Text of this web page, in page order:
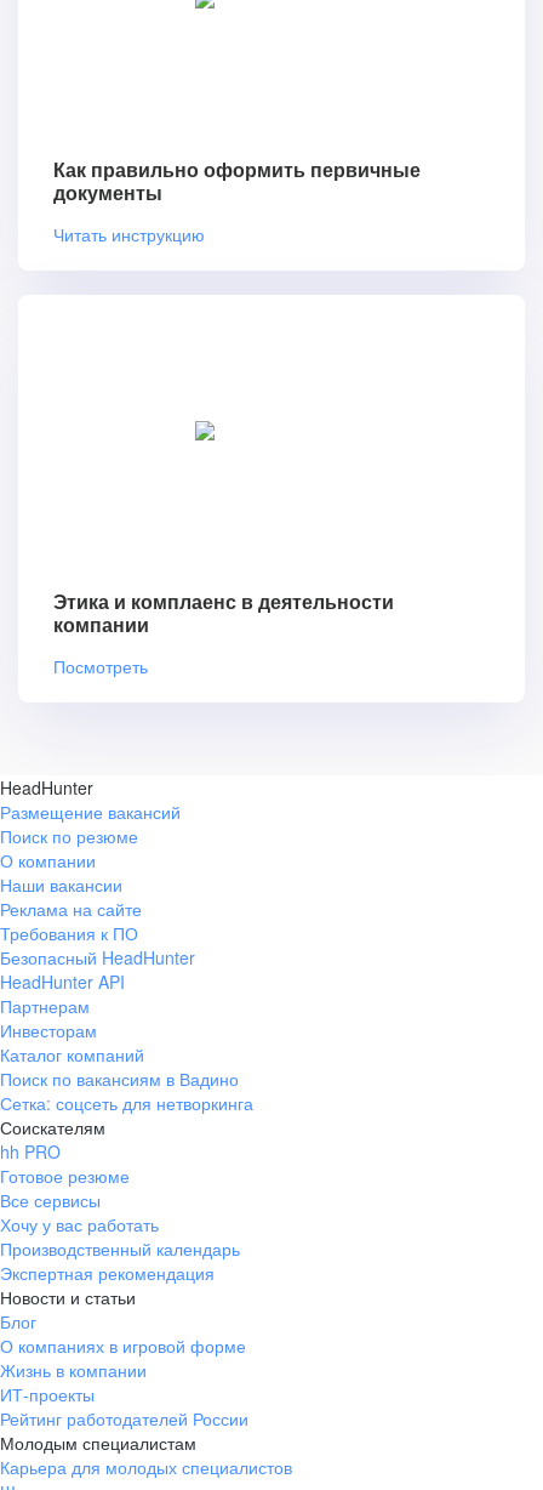
Как правильно оформить первичные
документы
Читать инструкцию
Этика и комплаенс в деятельности
компании
Посмотреть
HeadHunter
Размещение вакансий
Поиск по резюме
О компании
Наши вакансии
Реклама на сайте
Требования к ПО
Безопасный HeadHunter
HeadHunter API
Партнерам
Инвесторам
Каталог компаний
Поиск по вакансиям в Вадино
Сетка: соцсеть для нетворкинга
Соискателям
hh PRO
Готовое резюме
Все сервисы
Хочу у вас работать
Производственный календарь
Экспертная рекомендация
Новости и статьи
Блог
О компаниях в игровой форме
Жизнь в компании
ИТ-проекты
Рейтинг работодателей России
Молодым специалистам
Карьера для молодых специалистов